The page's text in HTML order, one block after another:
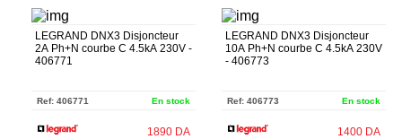
LEGRAND DNX3 Disjoncteur
2A Ph+N courbe C 4.5kA 230V -
406771
Ref: 406771 En stock
1890 DA
LEGRAND DNX3 Disjoncteur
10A Ph+N courbe C 4.5kA 230V
- 406773
Ref: 406773 En stock
1400 DA